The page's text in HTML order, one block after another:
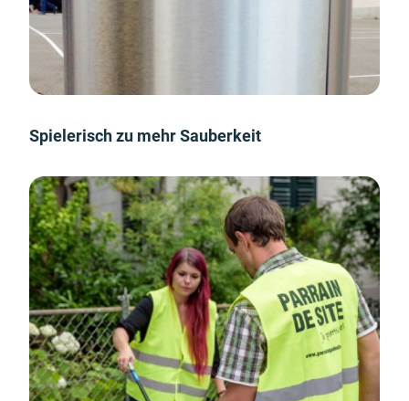
Spielerisch zu mehr Sauberkeit